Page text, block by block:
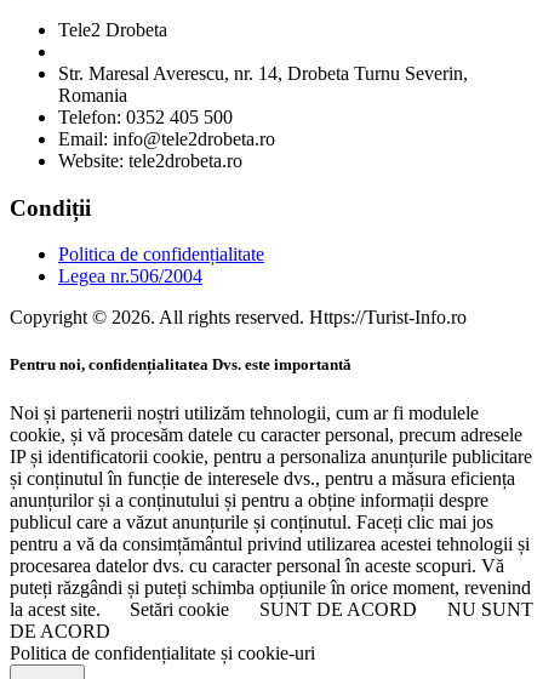
Tele2 Drobeta
Str. Maresal Averescu, nr. 14, Drobeta Turnu Severin,
Romania
Telefon: 0352 405 500
Email: info@tele2drobeta.ro
Website: tele2drobeta.ro
Condiții
Politica de confidențialitate
Legea nr.506/2004
Copyright © 2026. All rights reserved. Https://Turist-Info.ro
Pentru noi, confidențialitatea Dvs. este importantă
Noi și partenerii noștri utilizăm tehnologii, cum ar fi modulele
cookie, și vă procesăm datele cu caracter personal, precum adresele
IP și identificatorii cookie, pentru a personaliza anunțurile publicitare
și conținutul în funcție de interesele dvs., pentru a măsura eficiența
anunțurilor și a conținutului și pentru a obține informații despre
publicul care a văzut anunțurile și conținutul. Faceți clic mai jos
pentru a vă da consimțământul privind utilizarea acestei tehnologii și
procesarea datelor dvs. cu caracter personal în aceste scopuri. Vă
puteți răzgândi și puteți schimba opțiunile în orice moment, revenind
la acest site.
Setări cookie SUNT DE ACORD
NU SUNT
DE ACORD
Politica de confidențialitate și cookie-uri